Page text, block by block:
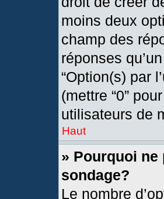
moins deux
champ des
réponses
“Option(s) par
(mettre “0”
utilisateurs de
Haut
» Pourquoi ne
sondage?
Le nombre